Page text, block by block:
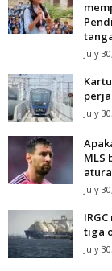
July
July
MLS
July
tiga
July